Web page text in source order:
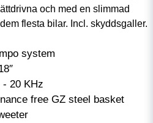
och med en slimmad
flesta bilar. Incl. skyddsgaller.
system
- 20 KHz
free GZ steel basket